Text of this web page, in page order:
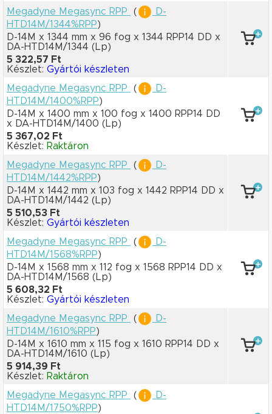
Megadyne Megasync RPP
(
D-
HTD14M/1344%RPP)
D-14M x 1344 mm x 96 fog x 1344 RPP14 DD x
DA-HTD14M/1344 (Lp)
5 322,57 Ft
Készlet: Gyártói készleten
Megadyne Megasync RPP
(
D-
HTD14M/1400%RPP)
D-14M x 1400 mm x 100 fog x 1400 RPP14 DD
x DA-HTD14M/1400 (Lp)
5 367,02 Ft
Készlet: Raktáron
Megadyne Megasync RPP
(
D-
HTD14M/1442%RPP)
D-14M x 1442 mm x 103 fog x 1442 RPP14 DD x
DA-HTD14M/1442 (Lp)
5 510,53 Ft
Készlet: Gyártói készleten
Megadyne Megasync RPP
(
D-
HTD14M/1568%RPP)
D-14M x 1568 mm x 112 fog x 1568 RPP14 DD x
DA-HTD14M/1568 (Lp)
5 608,32 Ft
Készlet: Gyártói készleten
Megadyne Megasync RPP
(
D-
HTD14M/1610%RPP)
D-14M x 1610 mm x 115 fog x 1610 RPP14 DD x
DA-HTD14M/1610 (Lp)
5 914,39 Ft
Készlet: Raktáron
Megadyne Megasync RPP
(
D-
HTD14M/1750%RPP)